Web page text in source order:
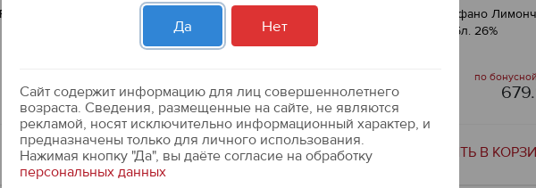
БИТТЕР"
499.99 р
КОРЗИНУ
Ликер "Ягермайстер Орандж"
десерт. 0,7л. 33%
2 599.99 р 2 299.99 р
ДОБАВИТЬ В КОРЗИНУ
Ликер "Санто Стефано
эмульсионный 0,5л. 26%
по
ДОБАВИТЬ В
Да Нет
Сайт содержит информацию для лиц совершеннолетнего
возраста. Сведения, размещенные на сайте, не являются
рекламой, носят исключительно информационный характер, и
предназначены только для личного использования.
Нажимая кнопку "Да", вы даёте cогласие на обработку
персональных данных